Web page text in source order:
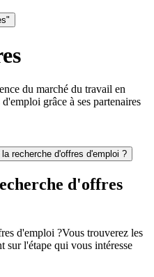
du marché du travail en
grâce à ses partenaires
recherche d'offres d'emploi ?
d'offres
d'emploi ?Vous trouverez les
sur l'étape qui vous intéresse